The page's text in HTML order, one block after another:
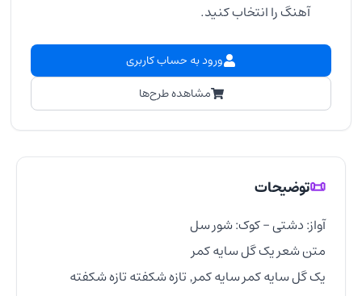
آهنگ را انتخاب کنید.
ورود به حساب کاربری
مشاهده طرح‌ها
📜توضیحات